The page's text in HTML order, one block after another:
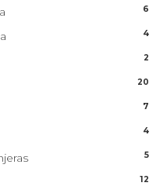
6
4
2
20
7
4
5
12